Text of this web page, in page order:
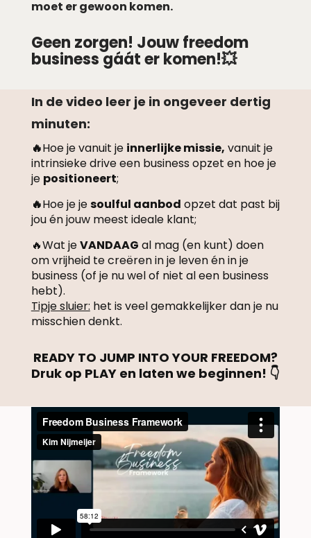
moet er gewoon komen.
Geen zorgen! Jouw freedom
business gáát er komen!💥
In de video leer je in ongeveer dertig
minuten:
🔥Hoe je vanuit je innerlijke missie, vanuit je
intrinsieke drive een business opzet en hoe je
je positioneert;
🔥Hoe je jesoulful aanbod opzet dat past bij
jou én jouw meest ideale klant;
🔥Wat jeVANDAAG al mag (en kunt) doen
om vrijheid te creëren in je leven én in je
business (of je nu wel of niet al een business
hebt).
Tipje sluier: het is veel gemakkelijker dan je nu
misschien denkt.
READY TO JUMP INTO YOUR FREEDOM?
Druk op PLAY en laten we beginnen! 👇